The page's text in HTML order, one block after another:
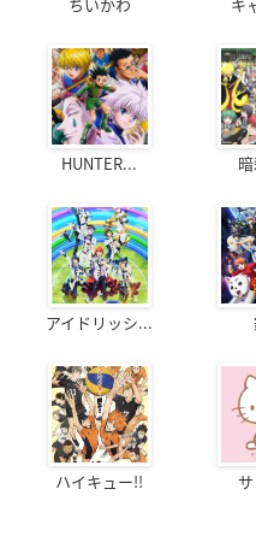
HUNTER...
アイドリッシ...
ハイキュー!!